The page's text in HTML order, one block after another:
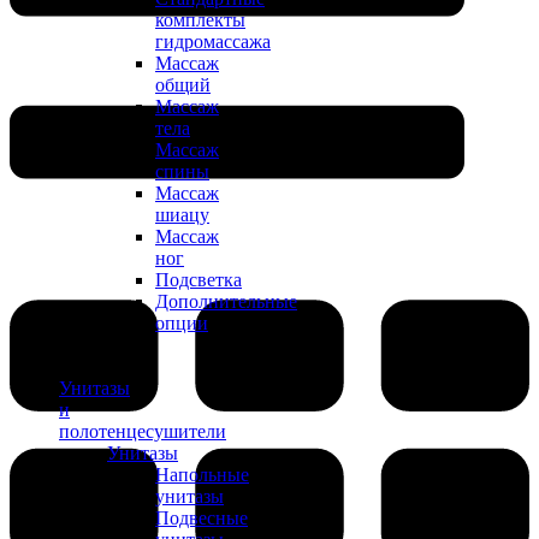
комплекты
гидромассажа
Массаж
общий
Массаж
тела
Массаж
спины
Массаж
шиацу
Массаж
ног
Подсветка
Дополнительные
опции
Унитазы
и
полотенцесушители
Унитазы
Напольные
унитазы
Подвесные